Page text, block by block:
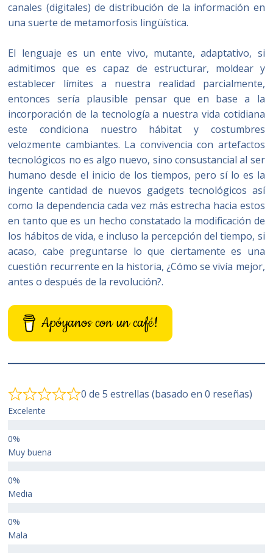
canales (digitales) de distribución de la información en
una suerte de metamorfosis lingüística.
El lenguaje es un ente vivo, mutante, adaptativo, si
admitimos que es capaz de estructurar, moldear y
establecer límites a nuestra realidad parcialmente,
entonces sería plausible pensar que en base a la
incorporación de la tecnología a nuestra vida cotidiana
este condiciona nuestro hábitat y costumbres
velozmente cambiantes. La convivencia con artefactos
tecnológicos no es algo nuevo, sino consustancial al ser
humano desde el inicio de los tiempos, pero sí lo es la
ingente cantidad de nuevos gadgets tecnológicos así
como la dependencia cada vez más estrecha hacia estos
en tanto que es un hecho constatado la modificación de
los hábitos de vida, e incluso la percepción del tiempo, si
acaso, cabe preguntarse lo que ciertamente es una
cuestión recurrente en la historia, ¿Cómo se vivía mejor,
antes o después de la revolución?.
Apóyanos con un café!
0 de 5 estrellas (basado en 0 reseñas)
Excelente
Muy buena
Media
Mala